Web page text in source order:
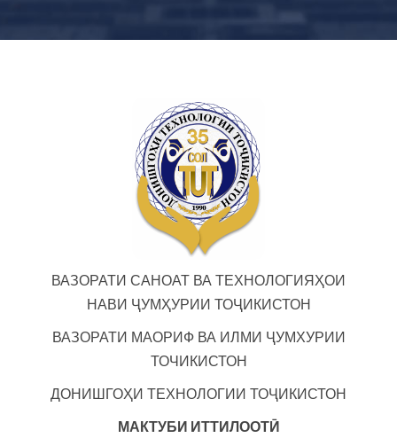
ВАЗОРАТИ САНОАТ ВА ТЕХНОЛОГИЯҲОИ
НАВИ ҶУМҲУРИИ ТОҶИКИСТОН
ВАЗОРАТИ МАОРИФ ВА ИЛМИ ҶУМХУРИИ
ТОЧИКИСТОН
ДОНИШГОҲИ ТЕХНОЛОГИИ ТОҶИКИСТОН
МАКТУБИ ИТТИЛООТӢ